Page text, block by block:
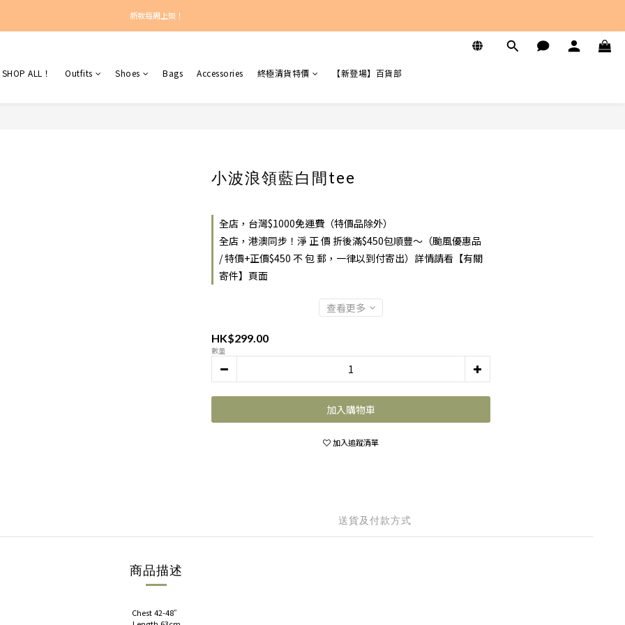
新款每周上架！
新款每周上架！
新款每周上架！
SHOP ALL！ Outfits Shoes Bags Accessories 終極清貨特價 【新登場】百貨部
小波浪領藍白間tee
全店，台灣$1000免運費（特價品除外）
全店，港澳同步！淨 正 價 折後滿$450包順豐～（颱風優惠品
/ 特價+正價$450 不 包 郵，一律以到付寄出）詳情請看【有關
寄件】頁面
查看更多
HK$299.00
數量
加入購物車
加入追蹤清單
送貨及付款方式
商品描述
Chest 42-48”